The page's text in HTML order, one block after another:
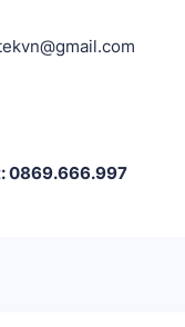
0869.666.997